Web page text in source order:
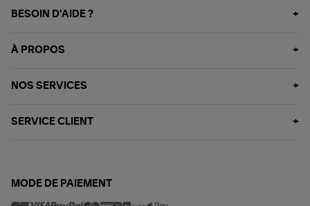
BESOIN D'AIDE ?
À PROPOS
NOS SERVICES
SERVICE CLIENT
MODE DE PAIEMENT